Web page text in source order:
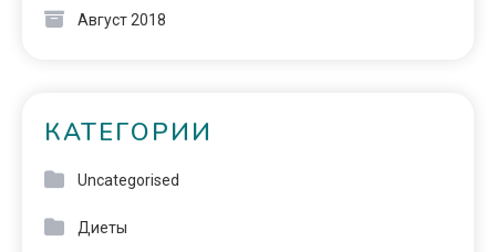
Август 2018
КАТЕГОРИИ
Uncategorised
Диеты